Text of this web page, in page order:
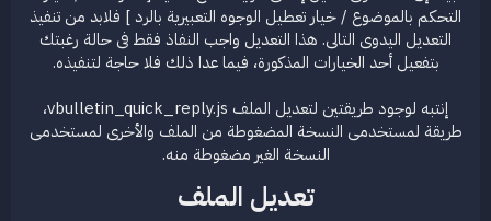
التحكم بالموضوع / خيار تعطيل الوجوه التعبيرية بالرد ] فلابد من تنفيذ
التعديل اليدوى التالى. هذا التعديل واجب النفاذ فقط فى حالة رغبتك
بتفعيل أحد الخيارات المذكورة، فيما عدا ذلك فلا حاجة لتنفيذه.
إنتبه لوجود طريقتين لتعديل الملف vbulletin_quick_reply.js،
طريقة لمستخدمى النسخة المضغوطة من الملف والأخرى لمستخدمى
النسخة الغير مضغوطة منه.​
تعديل الملف​